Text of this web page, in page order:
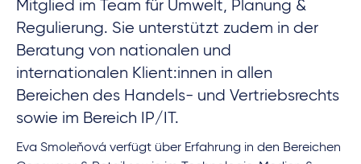
Mitglied im Team für Umwelt, Planung &
Regulierung. Sie unterstützt zudem in der
Beratung von nationalen und
internationalen Klient:innen in allen
Bereichen des Handels- und Vertriebsrechts
sowie im Bereich IP/IT.
Eva Smoleňová verfügt über Erfahrung in den Bereichen